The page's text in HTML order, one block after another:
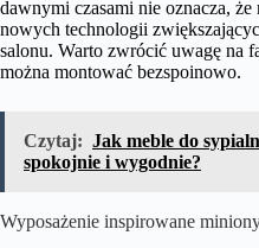
dawnymi czasami nie oznacza, że
nowych technologii
salonu. Warto zwrócić uwagę na
można montować bezspoinowo.
Czytaj: Jak meble do
spokojnie i wygodnie?
Wyposażenie inspirowane